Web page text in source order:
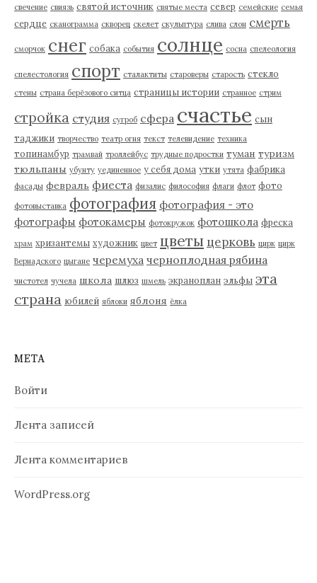
свечение свиязь святой источник святые места север семейские семья
сердце сканограмма скворец скелет скульптура слива слон смерть
сморчок снег собака события солнце сосна спелеология
спелестология спорт сталактиты староверы старость стекло
стены страна берёзового ситца страницы истории странное стрим
стройка студия сугроб сфера счастье сын
таджики творчество театр огня текст телевидение техника
топинамбур трамвай троллейбус трудные подростки туман туризм
тюльпаны убунту уединенное у себя дома утки утята фабрика
фасады февраль фиеста физалис философия флаги флот фото
фотовыставка фотография фотография - это
фотографы фотокамеры фотокружок фотошкола фреска
храм хризантемы художник цвет цветы церковь цирк цирк
Вернадского цыгане черемуха черноплодная рябина
чистотел чучела школа шлюз шмель экраноплан эльфы эта
страна юбилей яблоки яблоня ёлка
МЕТА
Войти
Лента записей
Лента комментариев
WordPress.org